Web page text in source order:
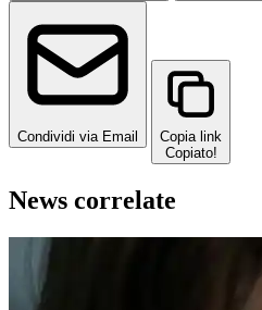
Condividi via Email
Copia link
Copiato!
News correlate